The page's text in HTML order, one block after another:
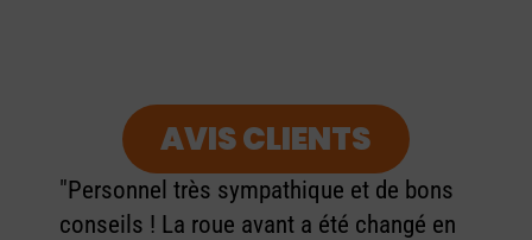
AVIS CLIENTS
"Personnel très sympathique et de bons
conseils ! La roue avant a été changé en